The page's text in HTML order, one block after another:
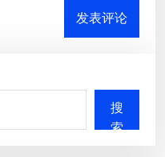
搜
索